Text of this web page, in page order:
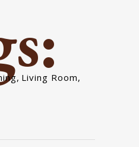
, Living Room,